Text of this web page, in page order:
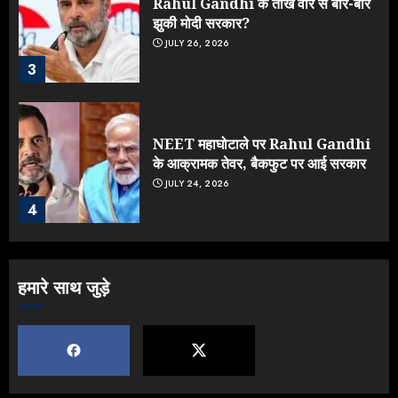
3
झुकी मोदी सरकार?
JULY 26, 2026
4
NEET महाघोटाले पर Rahul Gandhi
के आक्रामक तेवर, बैकफुट पर आई सरकार
JULY 24, 2026
हमारे साथ जुड़े